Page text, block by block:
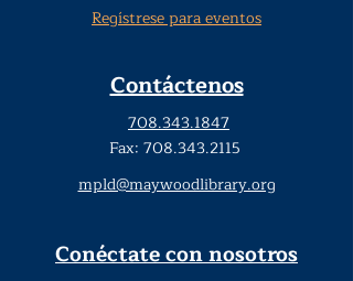
Regístrese para eventos
Contáctenos
708.343.1847
Fax: 708.343.2115
mpld@maywoodlibrary.org
Conéctate con nosotros